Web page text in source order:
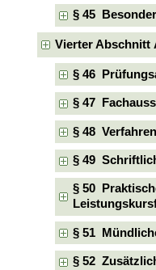
§ 45
Vierter Abschnitt
§ 46
§ 47
§ 48
§ 49
§ 50
§ 51
§ 52